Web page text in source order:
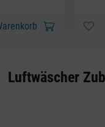
Luftwäscher